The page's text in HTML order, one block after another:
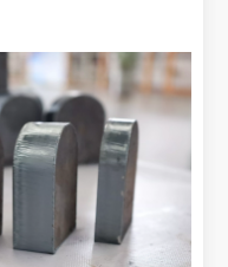
тысячи миль,